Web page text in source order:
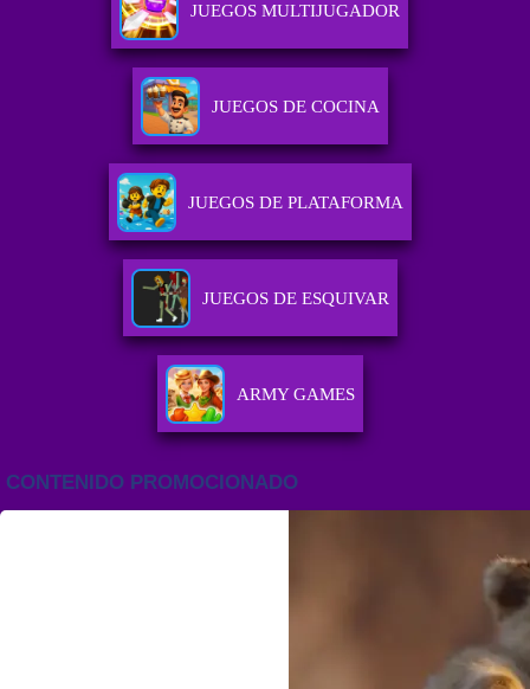
JUEGOS MULTIJUGADOR
JUEGOS DE COCINA
JUEGOS DE PLATAFORMA
JUEGOS DE ESQUIVAR
ARMY GAMES